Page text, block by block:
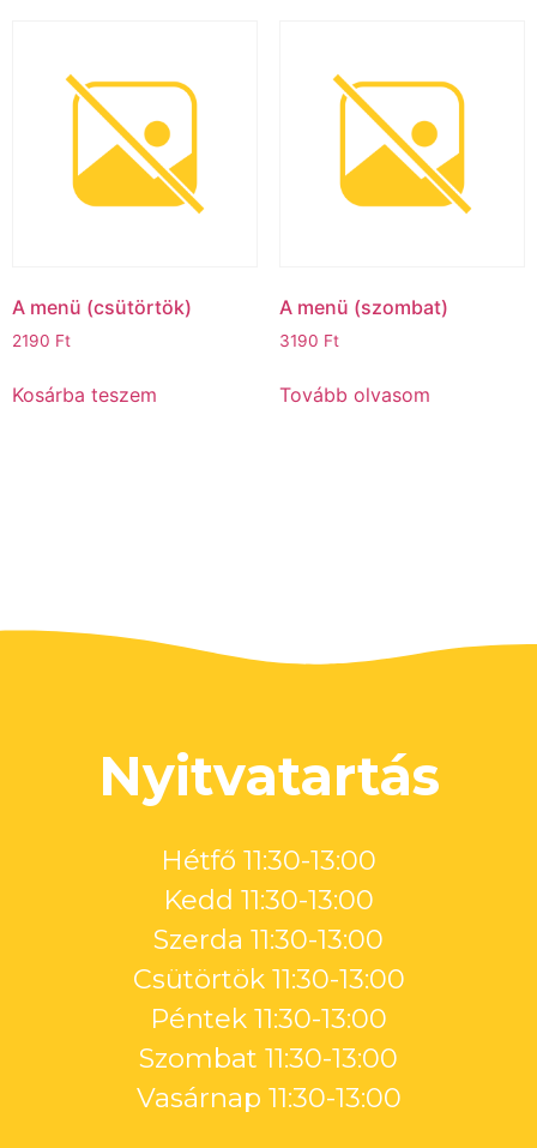
A menü (csütörtök)ㅤ
2190 Ft
Kosárba teszem
A menü (szombat)
3190 Ft
Tovább olvasom
Nyitvatartás
Hétfő 11:30-13:00
Kedd 11:30-13:00
Szerda 11:30-13:00
Csütörtök 11:30-13:00
Péntek 11:30-13:00
Szombat 11:30-13:00
Vasárnap 11:30-13:00